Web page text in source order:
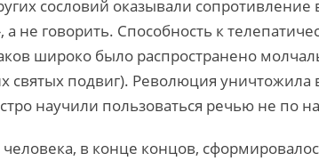
сословий оказывали
не говорить. Способность к
широко было распространено
святых подвиг). Революция уничтожила
научили пользоваться речью не по
в конце концов,